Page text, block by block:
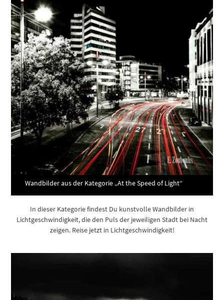
Wandbilder aus der Kategorie „At the Speed of Light“
In dieser Kategorie findest Du kunstvolle Wandbilder in
Lichtgeschwindigkeit, die den Puls der jeweiligen Stadt bei Nacht
zeigen. Reise jetzt in Lichtgeschwindigkeit!